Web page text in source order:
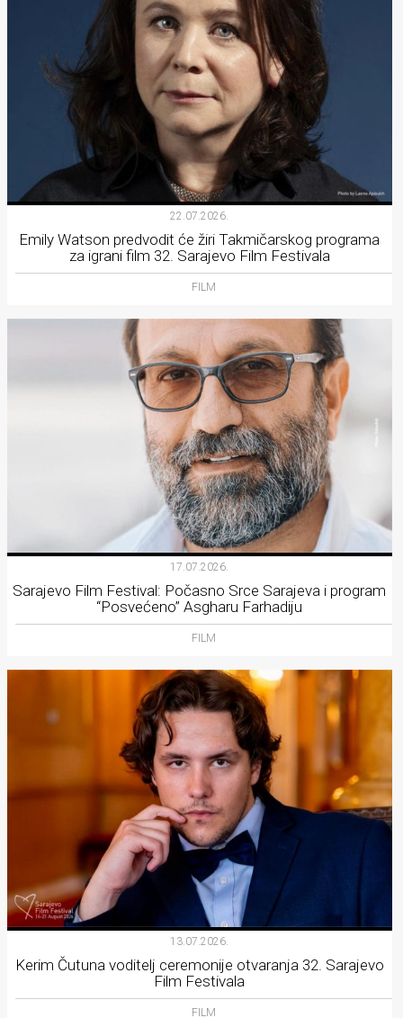
22.07.2026.
Emily Watson predvodit će žiri Takmičarskog programa
za igrani film 32. Sarajevo Film Festivala
FILM
17.07.2026.
Sarajevo Film Festival: Počasno Srce Sarajeva i program
“Posvećeno” Asgharu Farhadiju
FILM
13.07.2026.
Kerim Čutuna voditelj ceremonije otvaranja 32. Sarajevo
Film Festivala
FILM